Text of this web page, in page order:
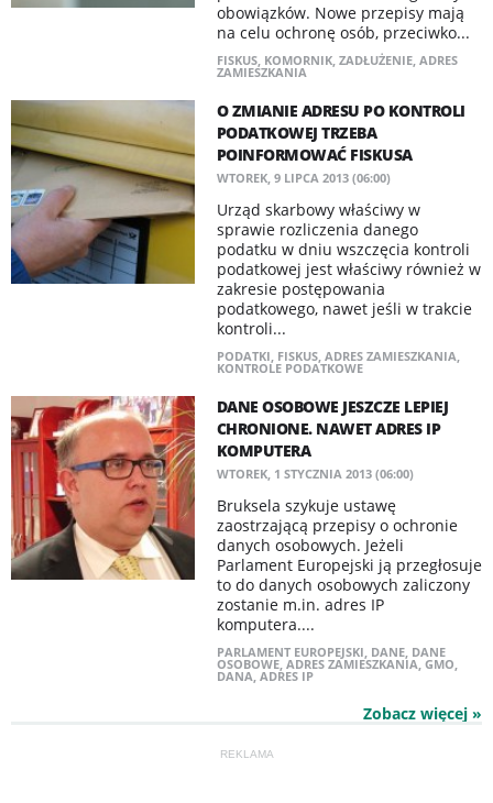
obowiązków. Nowe przepisy mają
na celu ochronę osób, przeciwko...
FISKUS, KOMORNIK, ZADŁUŻENIE, ADRES
ZAMIESZKANIA
O ZMIANIE ADRESU PO KONTROLI
PODATKOWEJ TRZEBA
POINFORMOWAĆ FISKUSA
WTOREK, 9 LIPCA 2013 (06:00)
Urząd skarbowy właściwy w
sprawie rozliczenia danego
podatku w dniu wszczęcia kontroli
podatkowej jest właściwy również w
zakresie postępowania
podatkowego, nawet jeśli w trakcie
kontroli...
PODATKI, FISKUS, ADRES ZAMIESZKANIA,
KONTROLE PODATKOWE
DANE OSOBOWE JESZCZE LEPIEJ
CHRONIONE. NAWET ADRES IP
KOMPUTERA
WTOREK, 1 STYCZNIA 2013 (06:00)
Bruksela szykuje ustawę
zaostrzającą przepisy o ochronie
danych osobowych. Jeżeli
Parlament Europejski ją przegłosuje
to do danych osobowych zaliczony
zostanie m.in. adres IP
komputera....
PARLAMENT EUROPEJSKI, DANE, DANE
OSOBOWE, ADRES ZAMIESZKANIA, GMO,
DANA, ADRES IP
Zobacz więcej »
REKLAMA